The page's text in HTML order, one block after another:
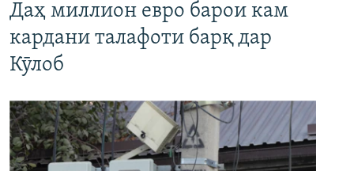
Даҳ миллион евро барои кам
кардани талафоти барқ дар
Кӯлоб